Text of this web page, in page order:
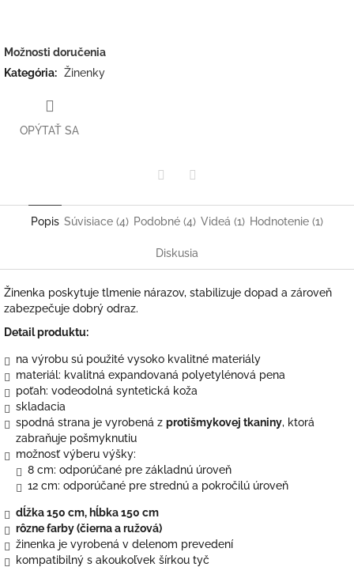
Možnosti doručenia
Kategória: Žinenky
OPÝTAŤ SA
Popis Súvisiace (4) Podobné (4) Videá (1) Hodnotenie (1)
Diskusia
Žinenka poskytuje tlmenie nárazov, stabilizuje dopad a zároveň
zabezpečuje dobrý odraz.
Detail produktu:
na výrobu sú použité vysoko kvalitné materiály
materiál: kvalitná expandovaná polyetylénová pena
poťah: vodeodolná syntetická koža
skladacia
spodná strana je vyrobená z protišmykovej tkaniny, ktorá
zabraňuje pošmyknutiu
možnosť výberu výšky:
8 cm: odporúčané pre základnú úroveň
12 cm: odporúčané pre strednú a pokročilú úroveň
dĺžka 150 cm, hĺbka 150 cm
rôzne farby (čierna a ružová)
žinenka je vyrobená v delenom prevedení
kompatibilný s akoukoľvek šírkou tyč